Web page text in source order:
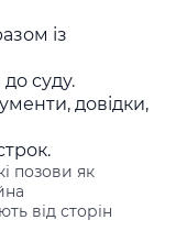
із
суду.
довідки,
позови як
від сторін